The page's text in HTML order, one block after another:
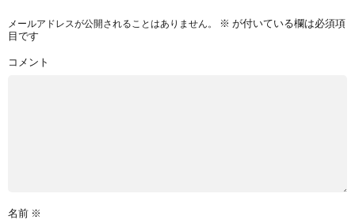
メールアドレスが公開されることはありません。 ※ が付いている欄は必須項
目です
コメント
名前 ※